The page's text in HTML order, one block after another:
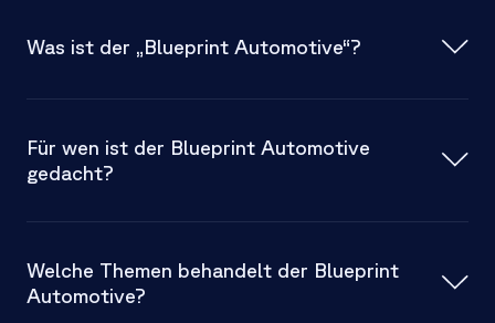
Was ist der „Blueprint Automotive“?
digitaler
Leitfaden
Für wen ist der Blueprint Automotive
gedacht?
Entscheider und Verantwortliche
Welche Themen behandelt der Blueprint
Automotive?